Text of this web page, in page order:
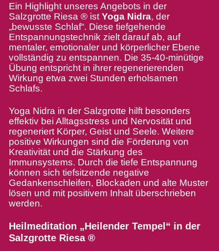
Ein Highlight unseres Angebots in der
Salzgrotte Riesa ® ist Yoga Nidra, der
„bewusste Schlaf“. Diese tiefgehende
Entspannungstechnik zielt darauf ab, auf
mentaler, emotionaler und körperlicher Ebene
vollständig zu entspannen. Die 35-40-minütige
Übung entspricht in ihrer regenerierenden
Wirkung etwa zwei Stunden erholsamen
Schlafs.
Yoga Nidra in der Salzgrotte hilft besonders
effektiv bei Alltagsstress und Nervosität und
regeneriert Körper, Geist und Seele. Weitere
positive Wirkungen sind die Förderung von
Kreativität und die Stärkung des
Immunsystems. Durch die tiefe Entspannung
können sich tiefsitzende negative
Gedankenschleifen, Blockaden und alte Muster
lösen und mit positivem Inhalt überschrieben
werden.
Heilmeditation „Heilender Tempel“ in der
Salzgrotte Riesa ®